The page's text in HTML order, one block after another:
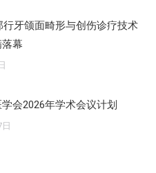
行牙颌面畸形与创伤诊疗技术
幕
会2026年学术会议计划